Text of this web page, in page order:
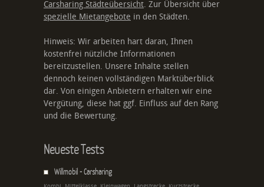
Carsharing Städteübersicht. Zur Übersicht über
spezielle Mietangebote in den Städten.
Hinweis: Wir arbeiten hart daran, Ihnen
kostenfrei nützliche Informationen
bereitzustellen. Unsere Inhalte stellen
dennoch keinen vollständigen Marktüberblick
dar. Von einigen Anbietern erhalten wir eine
Vergütung, diese hat ggf. Einfluss auf den Rang
und die Bewertung.
Neueste Tests
Willmobil - Carsharing